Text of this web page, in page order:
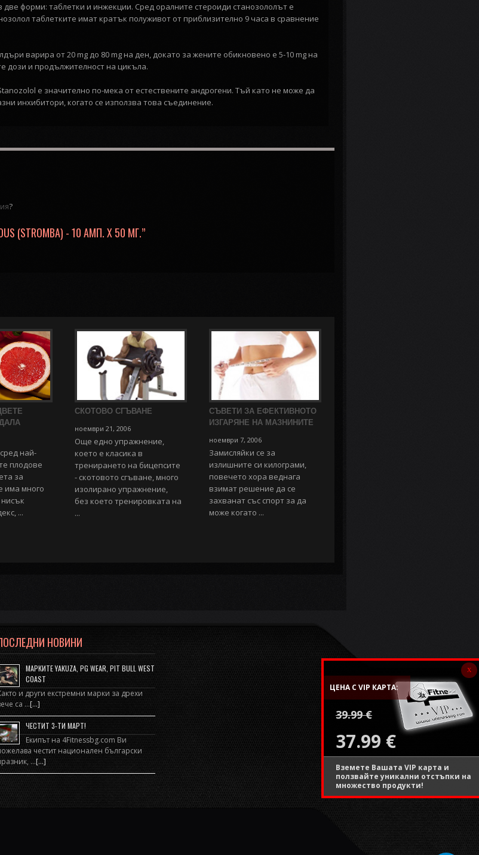
X
ЦЕНА С VIP КАРТА:
39.99 €
37.99 €
Вземете Вашата VIP карта и
ползвайте уникални отстъпки на
множество продукти!
форми: таблетки и инжекции. Сред оралните стероиди станозололът е
таблетките имат кратък полуживот от приблизително 9 часа в сравнение
варира от 20 mg до 80 mg на ден, докато за жените обикновено е 5-10 mg на
дози и продължителност на цикъла.
е значително по-мека от естествените андрогени. Тъй като не може да
инхибитори, когато се използва това съединение.
?
(STROMBA) - 10 АМП. Х 50 МГ.”
най-
плодове
за
има много
...
СКОТОВО СГЪВАНЕ
ноември 21, 2006
Още едно упражнение,
което е класика в
тренирането на бицепсите
- скотовото сгъване, много
изолирано упражнение,
без което тренировката на
...
СЪВЕТИ ЗА ЕФЕКТИВНОТО
ИЗГАРЯНЕ НА МАЗНИНИТЕ
ноември 7, 2006
Замисляйки се за
излишните си килограми,
повечето хора веднага
взимат решение да се
захванат със спорт за да
може когато ...
НОВИНИ
МАРКИТЕ YAKUZA, PG WEAR, PIT BULL WEST
COAST
и други екстремни марки за дрехи
са …[...]
ЧЕСТИТ 3-ТИ МАРТ!
Екипът на 4Fitnessbg.com Ви
честит национален български
…[...]